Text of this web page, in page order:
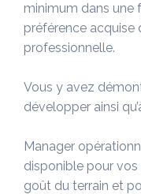
minimum dans une
préférence acquise
professionnelle.
Vous y avez
développer ainsi
Manager
disponible pour
goût du terrain et